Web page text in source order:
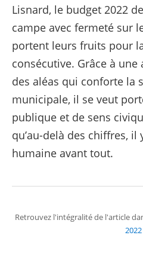
Lisnard, le budget 2022
campe avec fermeté sur
portent leurs fruits pour
consécutive. Grâce à
des aléas qui conforte la
municipale, il se veut
publique et de sens
qu’au-delà des chiffres,
humaine avant tout.
Retrouvez l'intégralité de l'article
2022